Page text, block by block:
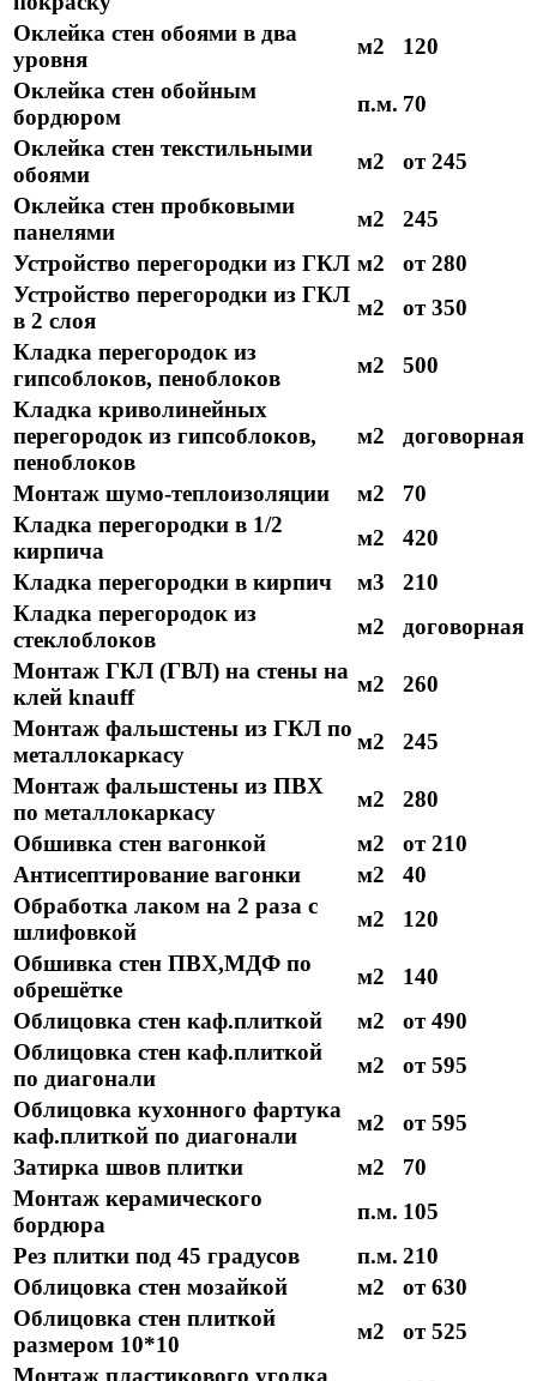
Оклейка стен обоями в два
уровня
м2
120
Оклейка стен обойным
бордюром
п.м. 70
Оклейка стен текстильными
обоями
м2
от 245
Оклейка стен пробковыми
панелями
м2
245
Устройство перегородки из ГКЛ м2
от 280
Устройство перегородки из ГКЛ
в 2 слоя
м2
от 350
Кладка перегородок из
гипсоблоков, пеноблоков
м2
500
Кладка криволинейных
перегородок из гипсоблоков,
пеноблоков
м2 договорная
Монтаж шумо-теплоизоляции м2
70
Кладка перегородки в 1/2
кирпича
м2
420
Кладка перегородки в кирпич
м3
210
Кладка перегородок из
стеклоблоков
м2
договорная
Монтаж ГКЛ (ГВЛ) на стены на
клей knauff
м2
260
Монтаж фальшстены из ГКЛ по
металлокаркасу
м2
245
Монтаж фальшстены из ПВХ
по металлокаркасу
м2
280
Обшивка стен вагонкой
м2
от 210
Антисептирование вагонки
м2
40
Обработка лаком на 2 раза с
шлифовкой
м2
120
Обшивка стен ПВХ,МДФ по
обрешётке
м2
140
Облицовка стен каф.плиткой
м2
от 490
Облицовка стен каф.плиткой
по диагонали
м2
от 595
Облицовка кухонного фартука
каф.плиткой по диагонали
м2
от 595
Затирка швов плитки
м2
70
Монтаж керамического
бордюра
п.м. 105
Рез плитки под 45 градусов
п.м. 210
Облицовка стен мозайкой
м2
от 630
Облицовка стен плиткой
размером 10*10
м2
от 525
Монтаж пластикового уголка